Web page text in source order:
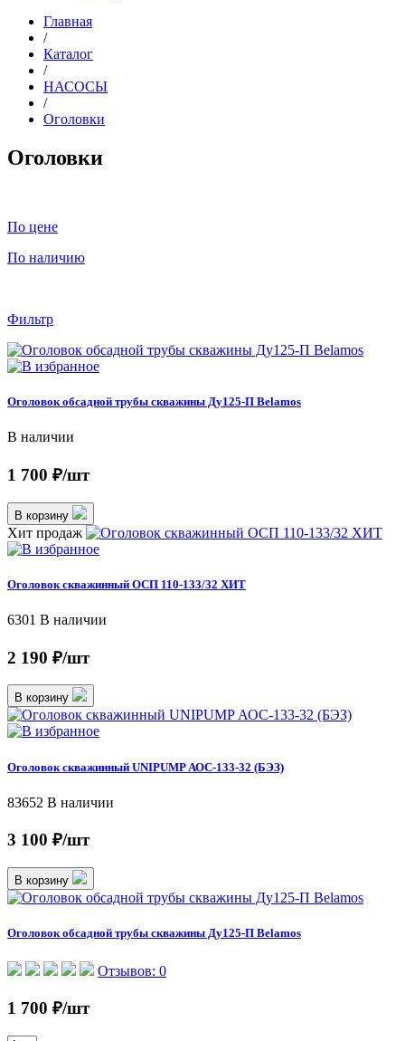
Главная
/
Каталог
/
НАСОСЫ
/
Оголовки
Оголовки
По цене
По наличию
Фильтр
Оголовок обсадной трубы скважины Ду125-П Belamos
В наличии
1 700 ₽/шт
В корзину
Хит продаж
Оголовок скважинный ОСП 110-133/32 ХИТ
6301 В наличии
2 190 ₽/шт
В корзину
Оголовок скважинный UNIPUMP АОС-133-32 (БЭЗ)
83652 В наличии
3 100 ₽/шт
В корзину
Оголовок обсадной трубы скважины Ду125-П Belamos
Отзывов: 0
1 700 ₽/шт